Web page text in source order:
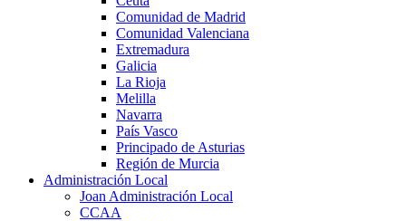
Comunidad de Madrid
Comunidad Valenciana
Extremadura
Galicia
La Rioja
Melilla
Navarra
País Vasco
Principado de Asturias
Región de Murcia
Administración Local
Joan Administración Local
CCAA